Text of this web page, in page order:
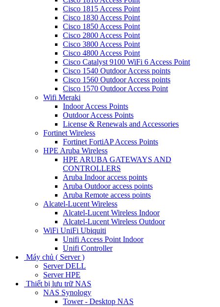
Cisco 1815 Access Point
Cisco 1830 Access Point
Cisco 1850 Access Point
Cisco 2800 Access Point
Cisco 3800 Access Point
Cisco 4800 Access Point
Cisco Catalyst 9100 WiFi 6 Access Point
Cisco 1540 Outdoor Access points
Cisco 1560 Outdoor Access points
Cisco 1570 Outdoor Access Point
Wifi Meraki
Indoor Access Points
Outdoor Access Points
License & Renewals and Accessories
Fortinet Wireless
Fortinet FortiAP Access Points
HPE Aruba Wireless
HPE ARUBA GATEWAYS AND
CONTROLLERS
Aruba Indoor access points
Aruba Outdoor access points
Aruba Remote access points
Alcatel-Lucent Wireless
Alcatel-Lucent Wireless Indoor
Alcatel-Lucent Wireless Outdoor
WiFi UniFi Ubiquiti
Unifi Access Point Indoor
Unifi Controller
Máy chủ ( Server )
Server DELL
Server HPE
Thiết bị lưu trữ NAS
NAS Synology
Tower - Desktop NAS